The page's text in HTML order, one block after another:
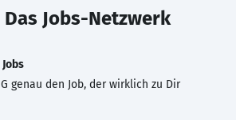
Das Jobs-Netzwerk
genau den Job, der wirklich zu Dir